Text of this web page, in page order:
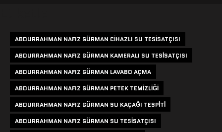
ABDURRAHMAN NAFIZ GÜRMAN CIHAZLI SU TESISATÇISI
ABDURRAHMAN NAFIZ GÜRMAN KAMERALI SU TESISATÇISI
ABDURRAHMAN NAFIZ GÜRMAN LAVABO AÇMA
ABDURRAHMAN NAFIZ GÜRMAN PETEK TEMIZLIĞI
ABDURRAHMAN NAFIZ GÜRMAN SU KAÇAĞI TESPITI
ABDURRAHMAN NAFIZ GÜRMAN SU TESISATÇISI